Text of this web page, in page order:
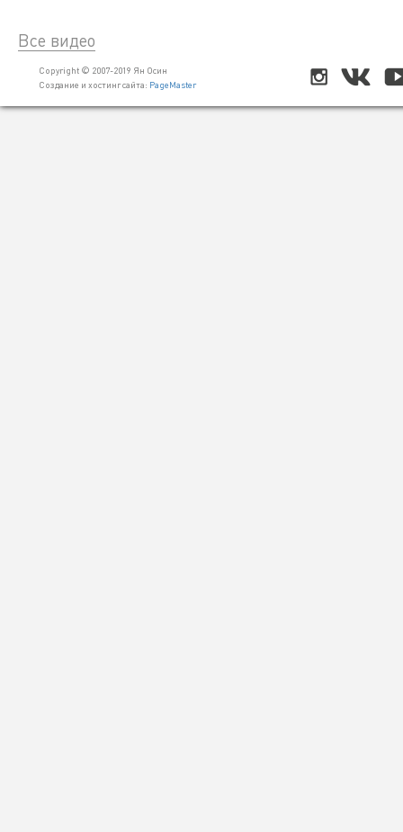
Все видео
Copyright © 2007-2019 Ян Осин
Создание и хостинг сайта: PageMaster